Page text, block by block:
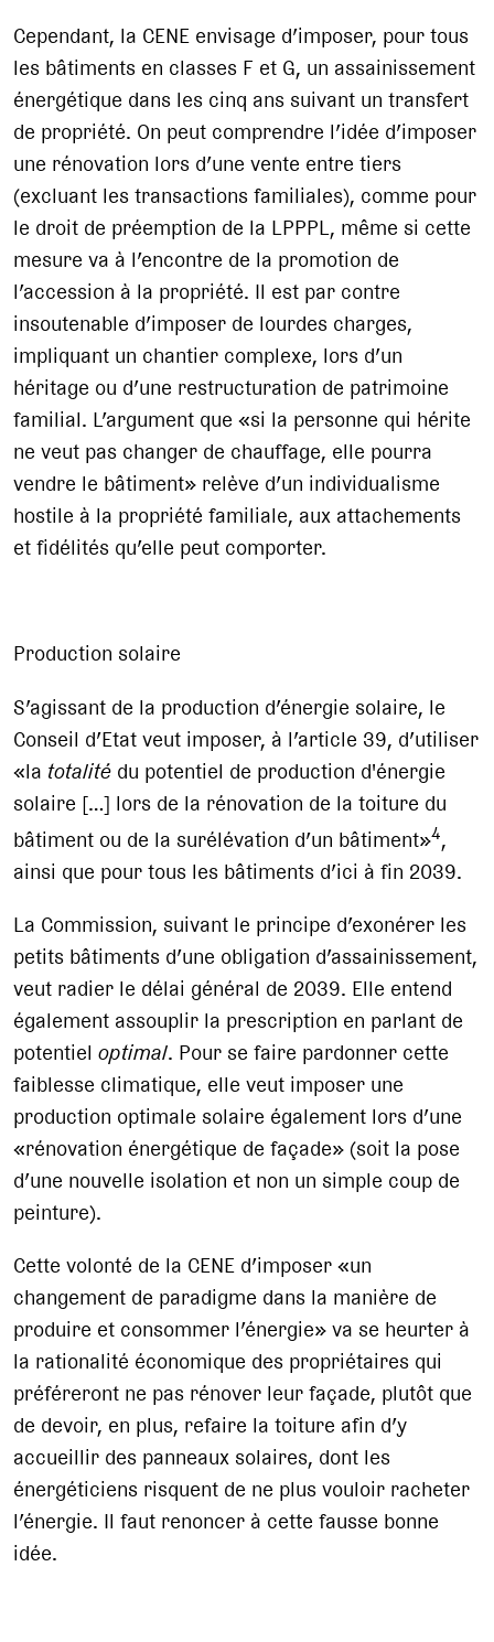
Cependant, la CENE envisage d’imposer, pour tous
les bâtiments en classes F et G, un assainissement
énergétique dans les cinq ans suivant un transfert
de propriété. On peut comprendre l’idée d’imposer
une rénovation lors d’une vente entre tiers
(excluant les transactions familiales), comme pour
le droit de préemption de la LPPPL, même si cette
mesure va à l’encontre de la promotion de
l’accession à la propriété. Il est par contre
insoutenable d’imposer de lourdes charges,
impliquant un chantier complexe, lors d’un
héritage ou d’une restructuration de patrimoine
familial. L’argument que «si la personne qui hérite
ne veut pas changer de chauffage, elle pourra
vendre le bâtiment» relève d’un individualisme
hostile à la propriété familiale, aux attachements
et fidélités qu’elle peut comporter.
Production solaire
S’agissant de la production d’énergie solaire, le
Conseil d’Etat veut imposer, à l’article 39, d’utiliser
«la totalité du potentiel de production d'énergie
solaire […] lors de la rénovation de la toiture du
bâtiment ou de la surélévation d’un bâtiment»4,
ainsi que pour tous les bâtiments d’ici à fin 2039.
La Commission, suivant le principe d’exonérer les
petits bâtiments d’une obligation d’assainissement,
veut radier le délai général de 2039. Elle entend
également assouplir la prescription en parlant de
potentieloptimal. Pour se faire pardonner cette
faiblesse climatique, elle veut imposer une
production optimale solaire également lors d’une
«rénovation énergétique de façade» (soit la pose
d’une nouvelle isolation et non un simple coup de
peinture).
Cette volonté de la CENE d’imposer «un
changement de paradigme dans la manière de
produire et consommer l’énergie» va se heurter à
la rationalité économique des propriétaires qui
préféreront ne pas rénover leur façade, plutôt que
de devoir, en plus, refaire la toiture afin d’y
accueillir des panneaux solaires, dont les
énergéticiens risquent de ne plus vouloir racheter
l’énergie. Il faut renoncer à cette fausse bonne
idée.